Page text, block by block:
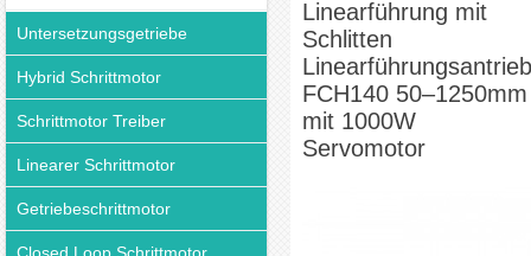
Untersetzungsgetriebe
Hybrid Schrittmotor
Schrittmotor Treiber
Linearer Schrittmotor
Getriebeschrittmotor
Linearführung mit
Schlitten
Linearführungsantrieb
FCH140 50–1250mm
mit 1000W
Servomotor